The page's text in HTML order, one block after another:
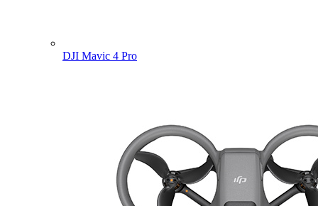
DJI Mavic 4 Pro